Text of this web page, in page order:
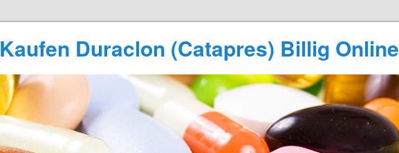
Kaufen Duraclon (Catapres) Billig Online